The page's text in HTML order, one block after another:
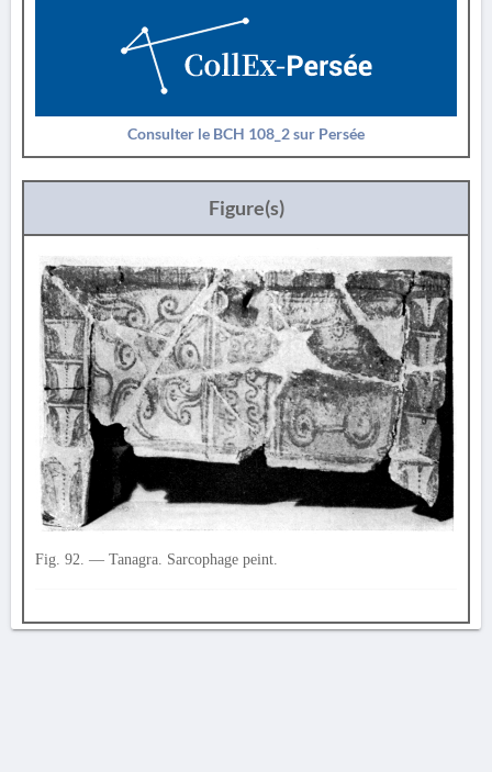
Consulter le BCH 108_2 sur Persée
Figure(s)
Fig. 92. — Tanagra. Sarcophage peint.